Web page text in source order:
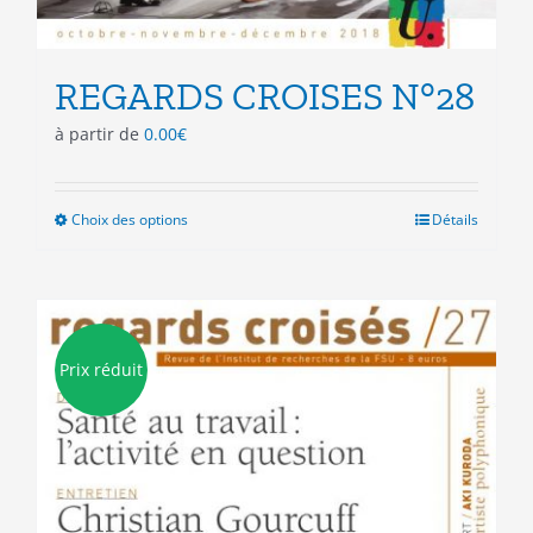
REGARDS CROISES N°28
à partir de 0.00€
Choix des optionsCe
variations.
Les
être
choisies
la
Détails
Prix réduit